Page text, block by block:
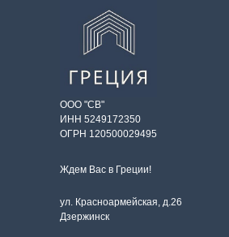
Ждем Вас в Греции!
ул. Красноармейская, д.26
Дзержинск
ООО "СВ"
ИНН 5249172350
ОГРН 120500029495